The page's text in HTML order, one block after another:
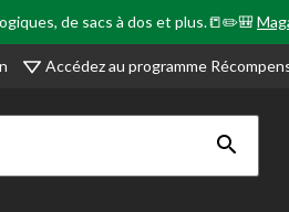
de sacs à dos et plus.📒✏️🎒
Accédez au programme